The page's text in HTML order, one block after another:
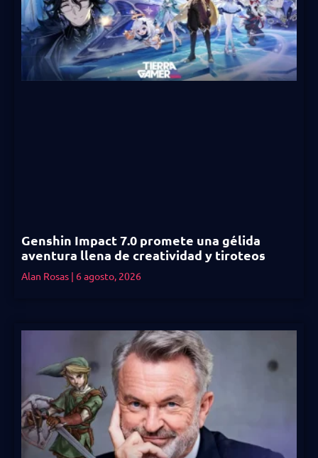
Genshin Impact 7.0 promete una gélida
aventura llena de creatividad y tiroteos
Alan Rosas 6 agosto, 2026